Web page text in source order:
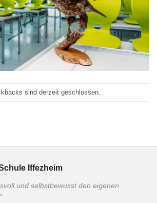
sind derzeit geschlossen.
Iffezheim
und selbstbewusst den eigenen